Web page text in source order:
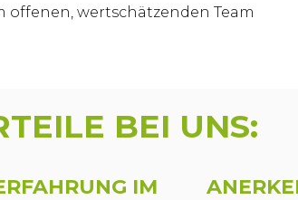
offenen, wertschätzenden Team
BEI UNS:
IM